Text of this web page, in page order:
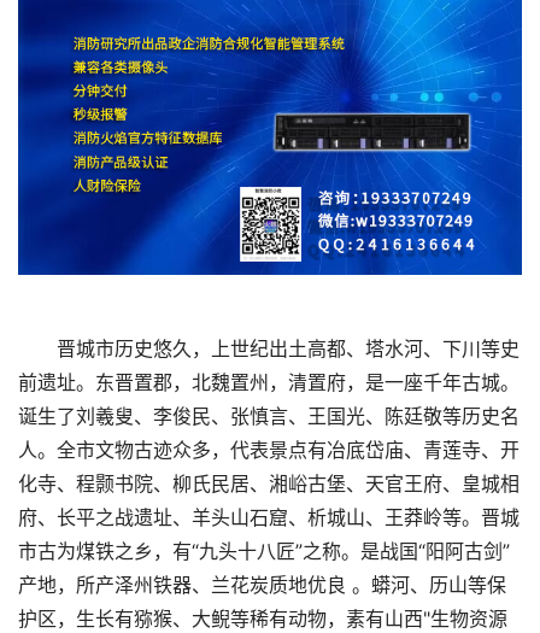
晋城市历史悠久，上世纪出土高都、塔水河、下川等史
前遗址。东晋置郡，北魏置州，清置府，是一座千年古城。
诞生了刘羲叟、李俊民、张慎言、王国光、陈廷敬等历史名
人。全市文物古迹众多，代表景点有冶底岱庙、青莲寺、开
化寺、程颢书院、柳氏民居、湘峪古堡、天官王府、皇城相
府、长平之战遗址、羊头山石窟、析城山、王莽岭等。晋城
市古为煤铁之乡，有“九头十八匠”之称。是战国“阳阿古剑”
产地，所产泽州铁器、兰花炭质地优良 。蟒河、历山等保
护区，生长有猕猴、大鲵等稀有动物，素有山西"生物资源